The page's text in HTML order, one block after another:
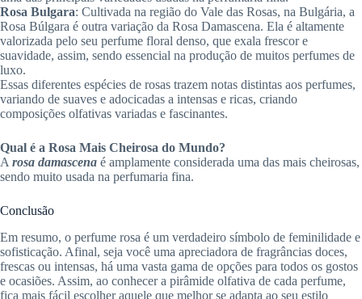
Rosa Bulgara: Cultivada na região do Vale das Rosas, na Bulgária, a
Rosa Búlgara é outra variação da Rosa Damascena. Ela é altamente
valorizada pelo seu perfume floral denso, que exala frescor e
suavidade, assim, sendo essencial na produção de muitos perfumes de
luxo.
Essas diferentes espécies de rosas trazem notas distintas aos perfumes,
variando de suaves e adocicadas a intensas e ricas, criando
composições olfativas variadas e fascinantes.
Qual é a Rosa Mais Cheirosa do Mundo?
A rosa damascena é amplamente considerada uma das mais cheirosas,
sendo muito usada na perfumaria fina.
Conclusão
Em resumo, o perfume rosa é um verdadeiro símbolo de feminilidade e
sofisticação. Afinal, seja você uma apreciadora de fragrâncias doces,
frescas ou intensas, há uma vasta gama de opções para todos os gostos
e ocasiões. Assim, ao conhecer a pirâmide olfativa de cada perfume,
fica mais fácil escolher aquele que melhor se adapta ao seu estilo